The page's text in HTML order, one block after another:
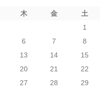
木 金 土
1
6 7
8
13 14
15
20 21
22
27 28
29